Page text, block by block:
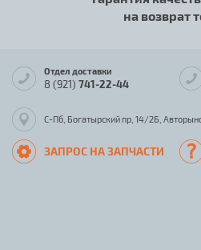
на возврат
Отдел доставки
8 (921) 741-22-44
С-Пб, Богатырский пр, 14/2Б,
ЗАПРОС НА ЗАПЧАСТИ